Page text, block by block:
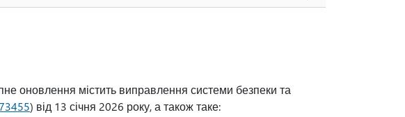
оновлення містить виправлення системи безпеки та
) від 13 січня 2026 року, а також таке: